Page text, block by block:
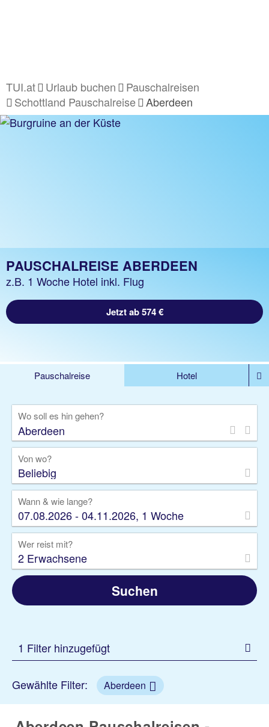
TUI.at Urlaub buchen
Pauschalreisen
Schottland Pauschalreise
Aberdeen
PAUSCHALREISE ABERDEEN
z.B. 1 Woche Hotel inkl. Flug
Jetzt ab 574 €
Pauschalreise
Hotel
Rundreise
Kreuzfahrt
Gruppenreise
Camper Privattransfer
Wo soll es hin gehen?
Von wo?
Beliebig
Wann & wie lange?
07.08.2026 - 04.11.2026, 1 Woche
Wer reist mit?
2 Erwachsene
Suchen
1 Filter hinzugefügt
Gewählte Filter: Aberdeen